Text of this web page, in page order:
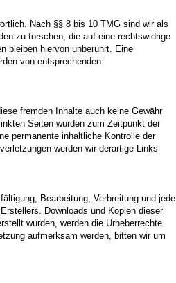
Nach §§ 8 bis 10 TMG sind wir als
zu forschen, die auf eine rechtswidrige
bleiben hiervon unberührt. Eine
von entsprechenden
fremden Inhalte auch keine Gewähr
Seiten wurden zum Zeitpunkt der
permanente inhaltliche Kontrolle der
werden wir derartige Links
Bearbeitung, Verbreitung und jede
Downloads und Kopien dieser
wurden, werden die Urheberrechte
aufmerksam werden, bitten wir um